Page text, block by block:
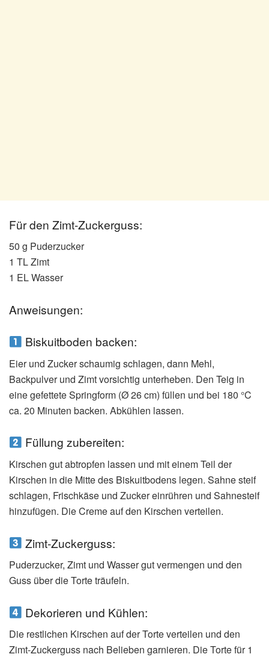
Für den Zimt-Zuckerguss:
50 g Puderzucker
1 TL Zimt
1 EL Wasser
Anweisungen:
Biskuitboden backen:
Eier und Zucker schaumig schlagen, dann Mehl,
Backpulver und Zimt vorsichtig unterheben. Den Teig in
eine gefettete Springform (Ø 26 cm) füllen und bei 180 °C
ca. 20 Minuten backen. Abkühlen lassen.
Füllung zubereiten:
Kirschen gut abtropfen lassen und mit einem Teil der
Kirschen in die Mitte des Biskuitbodens legen. Sahne steif
schlagen, Frischkäse und Zucker einrühren und Sahnesteif
hinzufügen. Die Creme auf den Kirschen verteilen.
Zimt-Zuckerguss:
Puderzucker, Zimt und Wasser gut vermengen und den
Guss über die Torte träufeln.
Dekorieren und Kühlen:
Die restlichen Kirschen auf der Torte verteilen und den
Zimt-Zuckerguss nach Belieben garnieren. Die Torte für 1